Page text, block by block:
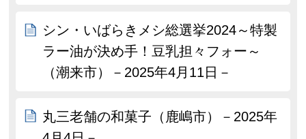
シン・いばらきメシ総選挙2024～特製
ラー油が決め手！豆乳担々フォー～
（潮来市）－2025年4月11日－
丸三老舗の和菓子（鹿嶋市）－2025年